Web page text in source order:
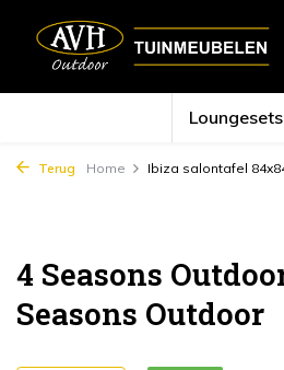
Loungesets
Terug Home Ibiza salontafel
4 Seasons
Seasons Outdoor